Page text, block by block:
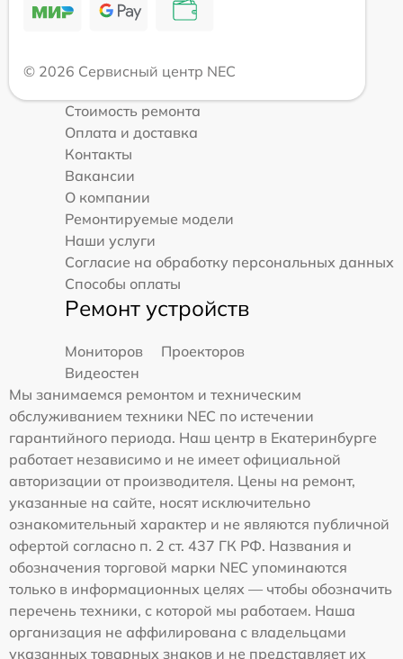
© 2026 Сервисный центр NEC
Стоимость ремонта
Оплата и доставка
Контакты
Вакансии
О компании
Ремонтируемые модели
Наши услуги
Согласие на обработку персональных данных
Способы оплаты
Ремонт устройств
Мониторов
Проекторов
Видеостен
Мы занимаемся ремонтом и техническим
обслуживанием техники NEC по истечении
гарантийного периода. Наш центр в Екатеринбурге
работает независимо и не имеет официальной
авторизации от производителя. Цены на ремонт,
указанные на сайте, носят исключительно
ознакомительный характер и не являются публичной
офертой согласно п. 2 ст. 437 ГК РФ. Названия и
обозначения торговой марки NEC упоминаются
только в информационных целях — чтобы обозначить
перечень техники, с которой мы работаем. Наша
организация не аффилирована с владельцами
указанных товарных знаков и не представляет их